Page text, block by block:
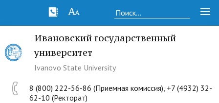
Ивановский государственный
университет
Ivanovo State University
8 (800) 222-56-86 (Приемная комиссия), +7 (4932) 32-
62-10 (Ректорат)